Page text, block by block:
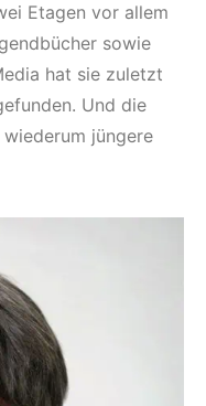
Etagen vor allem
sowie
hat sie zuletzt
Und die
jüngere